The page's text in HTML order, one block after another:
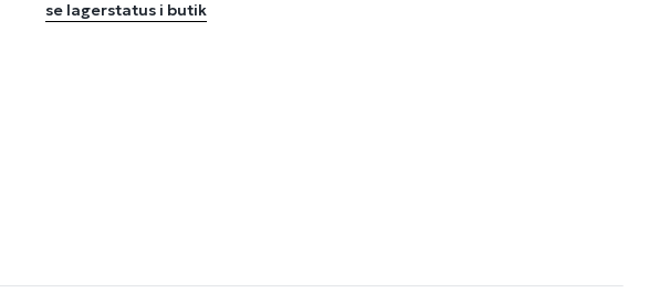
se lagerstatus i butik